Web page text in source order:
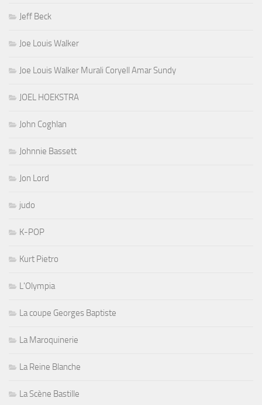
Jeff Beck
Joe Louis Walker
Joe Louis Walker Murali Coryell Amar Sundy
JOEL HOEKSTRA
John Coghlan
Johnnie Bassett
Jon Lord
judo
K-POP
Kurt Pietro
L'Olympia
La coupe Georges Baptiste
La Maroquinerie
La Reine Blanche
La Scène Bastille